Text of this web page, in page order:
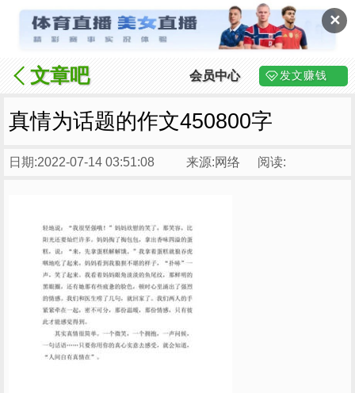
✕
文章吧 会员中心 发文赚钱
真情为话题的作文450800字
日期:2022-07-14 03:51:08 来源:网络 阅读: